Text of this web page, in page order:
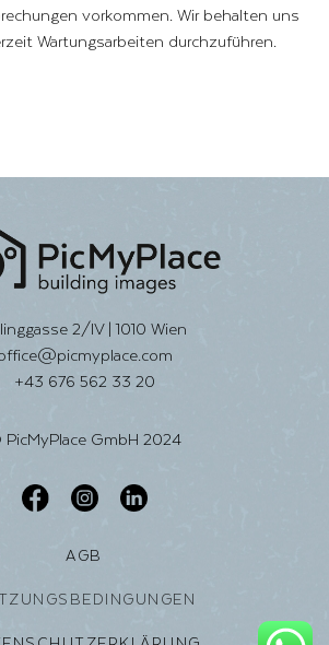
vorkommen. Wir behalten uns
Wartungsarbeiten durchzuführen.
2/IV | 1010 Wien
+43 676 562 33 20
GmbH 2024
AGB